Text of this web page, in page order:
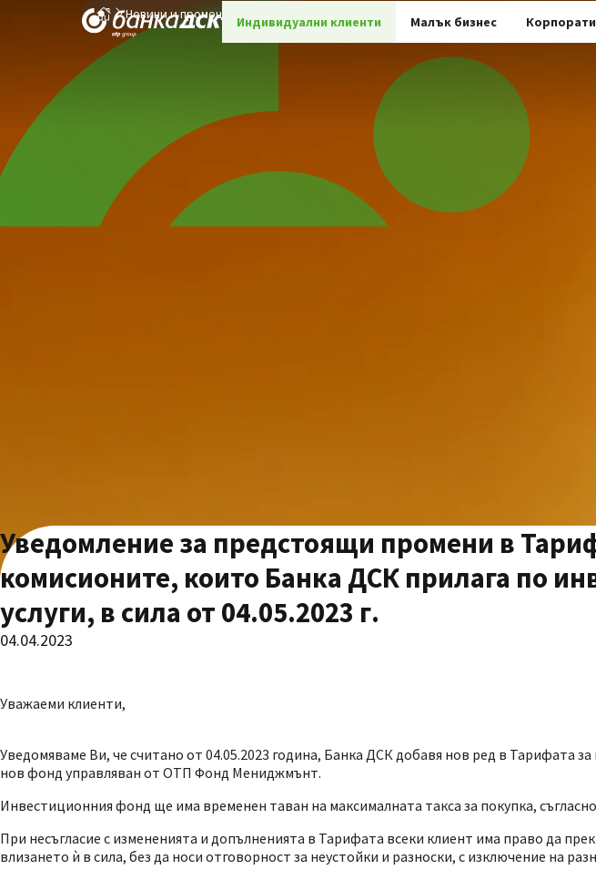
Индивидуални клиенти Малък бизнес
Новини и промоции
Уведомление за предстоящи промени в
комисионите, които Банка ДСК прилага по
услуги, в сила от 04.05.2023 г.
04.04.2023
Уважаеми клиенти,
Уведомяваме Ви, че считано от 04.05.2023 година, Банка ДСК добавя нов ред в Тарифата
нов фонд управляван от ОТП Фонд Мениджмънт.
Инвестиционния фонд ще има временен таван на максималната такса за покупка,
При несъгласие с измененията и допълненията в Тарифата всеки клиент има право да
влизането ѝ в сила, без да носи отговорност за неустойки и разноски, с изключение на